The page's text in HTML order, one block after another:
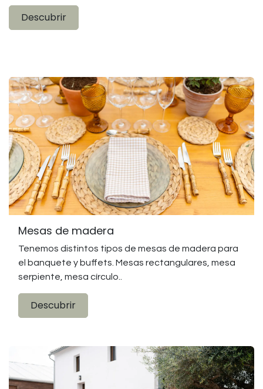
Descubrir
Mesas de madera
Tenemos distintos tipos de mesas de madera para
el banquete y buffets. Mesas rectangulares, mesa
serpiente, mesa círculo..
Descubrir